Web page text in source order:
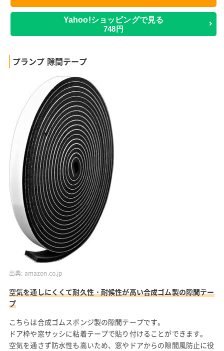
Yahoo!ショッピングで見る
748円
プランプ 隙間テープ
出典: amazon.co.jp
空気を通しにくくて耐久性・耐候性が高い合成ゴム製の隙間テー
プ
こちらは合成ゴムスポンジ製の隙間テープです。
ドア枠や窓サッシに粘着テープで貼り付けることができます。
空気を通さず防水性も高いため、窓やドアからの隙間風防止に役